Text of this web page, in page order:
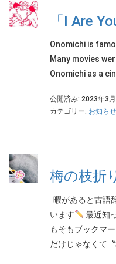
「I Are
Onomichi is
Many movies
Onomichi as a
公開済み: 2023年3
カテゴリー: お知らせ
梅の枝折
暇があると古語
います
最近知
もそもブックマ
だけじゃなくて